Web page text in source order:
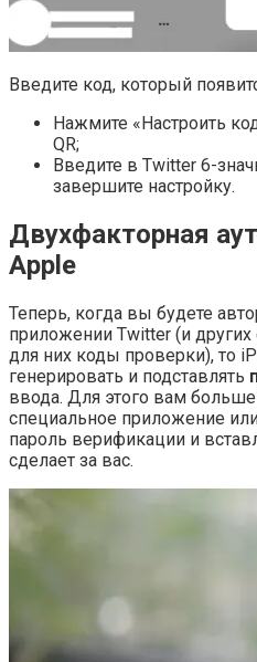
Введите код, который
Нажмите «Настроить
QR;
Введите в Twitter 6-
завершите настройку.
Двухфакторная
Apple
Теперь, когда вы будете
приложении Twitter (и других
для них коды проверки), то
генерировать и подставлять
ввода. Для этого вам больше
специальное приложение
пароль верификации и
сделает за вас.